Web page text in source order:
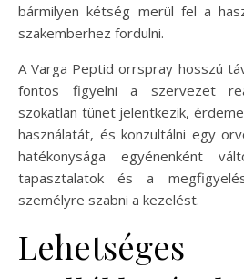
bármilyen kétség merül fel a
szakemberhez fordulni.
A Varga Peptid orrspray hosszú
fontos figyelni a szervezet
szokatlan tünet jelentkezik,
használatát, és konzultálni egy
hatékonysága egyénenként
tapasztalatok és a
személyre szabni a kezelést.
Lehetséges